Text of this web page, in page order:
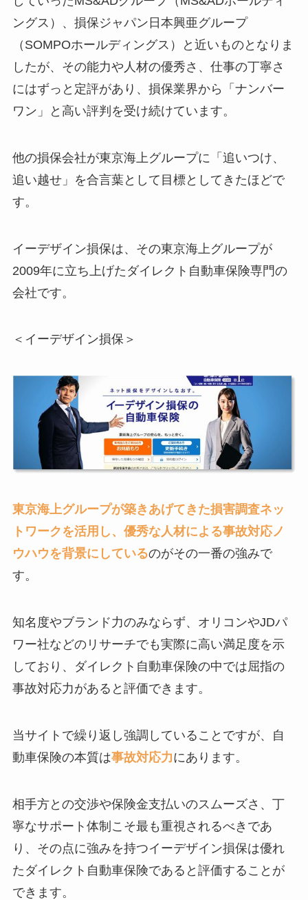
ングス）、損保ジャパン日本興亜グループ
（SOMPOホールディングス）と近いものとなりま
したが、その能力や人材の優秀さ、仕事の丁寧さ
にはずっと定評があり、損保業界から「ナンバー
ワン」と高い評判を受け続けています。
他の損保会社が東京海上グループに「追いつけ、
追い越せ」を合言葉として目標としてきたほどで
す。
イーデザイン損保は、その東京海上グループが
2009年に立ち上げたダイレクト自動車保険専門の
会社です。
＜イーデザイン損保＞
東京海上グループが築きあげてきた損害調査ネッ
トワークを活用し、優秀な人材による事故対応ノ
ウハウを背景にしているのがその一番の強みで
す。
知名度やブランド力のみならず、オリコンやJDパ
ワー社などのリサーチでも実際に高い満足度を示
しており、ダイレクト自動車保険の中では屈指の
事故対応力があると評価できます。
当サイトで繰り返し強調していることですが、自
動車保険の本質は事故対応力にあります。
相手方との交渉や保険金支払いのスムーズさ、丁
寧なサポート体制こそ最も重視されるべきであ
り、その点に強みを持つイーデザイン損保は優れ
たダイレクト自動車保険であると評価することが
できます。